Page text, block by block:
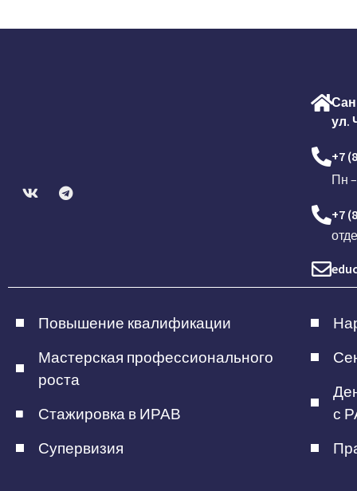
ул.
+7
Пн
+7
Повышение квалификации
Мастерская профессионального
роста
Стажировка в ИРАВ
Супервизия
с